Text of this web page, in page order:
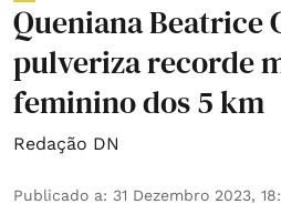
Queniana Beatrice
pulveriza recorde
feminino dos 5 km
Redação DN
Publicado a: 31 Dezembro 2023,